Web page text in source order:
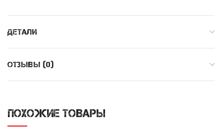
ДЕТАЛИ
ОТЗЫВЫ (0)
ПОХОЖИЕ ТОВАРЫ